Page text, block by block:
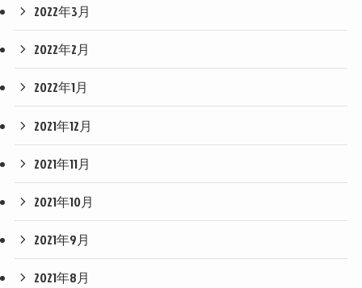
2022年3月
2022年2月
2022年1月
2021年12月
2021年11月
2021年10月
2021年9月
2021年8月